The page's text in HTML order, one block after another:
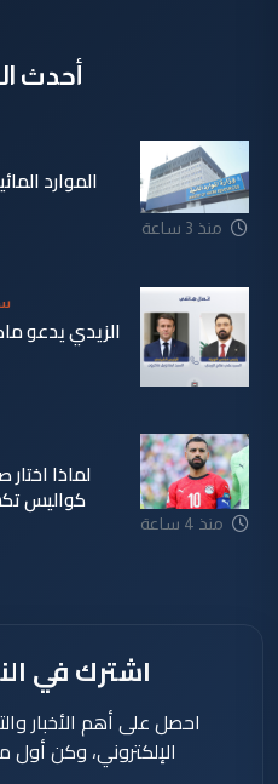
أحدث
منذ 3 ساعة
الزيدي يدعو
منذ 4 ساعة
لماذا
كواليس
اشترك في
احصل على أهم الأخبار
الإلكتروني، وكن أول